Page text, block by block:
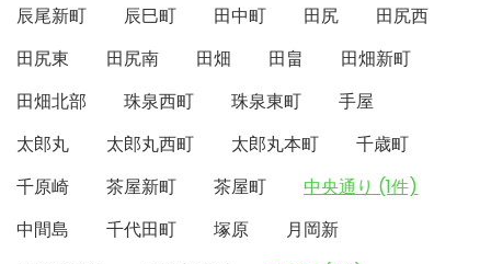
辰尾新町
辰巳町 田中町 田尻
田尻西
田尻東
田尻南 田畑 田畠
田畑新町
田畑北部
珠泉西町 珠泉東町
手屋
太郎丸
太郎丸西町 太郎丸本町
千歳町
千原崎
茶屋新町 茶屋町
中央通り (1件)
中間島
千代田町 塚原
月岡新